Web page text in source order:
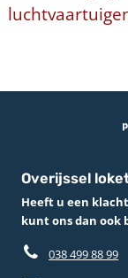
Overijssel
Heeft u een
kunt ons dan ook
038 499 88 99